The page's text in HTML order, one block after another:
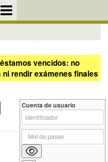
vencidos: no
rendir exámenes finales
Cuenta de usuario